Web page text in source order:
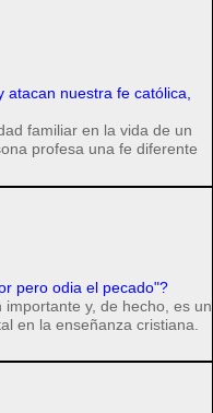
atacan nuestra fe católica,
familiar en la vida de un
profesa una fe diferente
pero odia el pecado"?
y, de hecho, es un
en la enseñanza cristiana.